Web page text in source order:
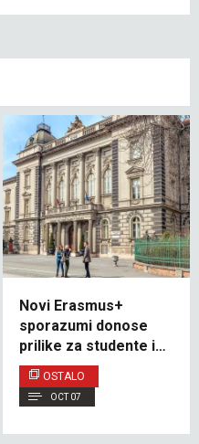
Novi Erasmus+
sporazumi donose
prilike za studente i
nastavno osoblje
Odsjeka za političke
nauke i međunarodne
OSTALO
OCT 07